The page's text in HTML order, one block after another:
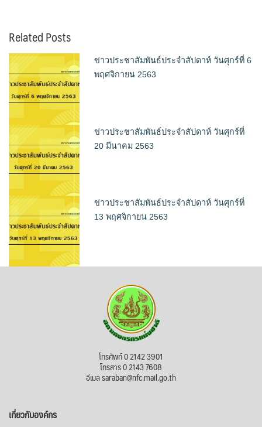
Related Posts
ข่าวประชาสัมพันธ์ประจำสัปดาห์ วันศุกร์ที่ 6
พฤศจิกายน 2563
ข่าวประชาสัมพันธ์ประจำสัปดาห์ วันศุกร์ที่
20 มีนาคม 2563
ข่าวประชาสัมพันธ์ประจำสัปดาห์ วันศุกร์ที่
13 พฤศจิกายน 2563
โทรศัพท์ 0 2142 3901
โทรสาร 0 2143 7608
อีเมล saraban@nfc.mail.go.th
เกี่ยวกับองค์กร